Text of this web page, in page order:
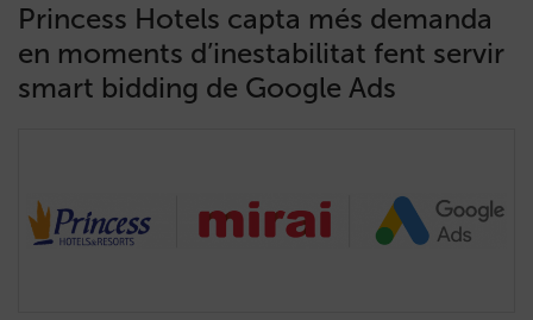
Princess Hotels capta més demanda
en moments d’inestabilitat fent servir
smart bidding de Google Ads